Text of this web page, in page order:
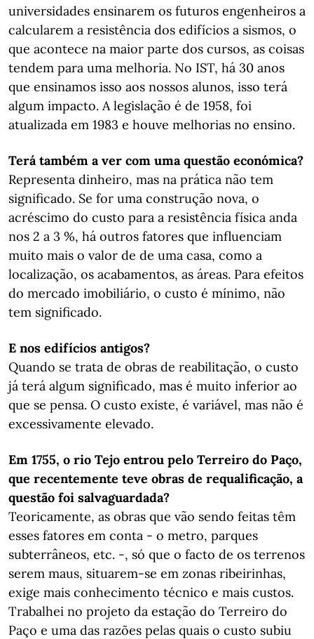
universidades ensinarem os futuros engenheiros a
calcularem a resistência dos edifícios a sismos, o
que acontece na maior parte dos cursos, as coisas
tendem para uma melhoria. No IST, há 30 anos
que ensinamos isso aos nossos alunos, isso terá
algum impacto. A legislação é de 1958, foi
atualizada em 1983 e houve melhorias no ensino.
Terá também a ver com uma questão económica?
Representa dinheiro, mas na prática não tem
significado. Se for uma construção nova, o
acréscimo do custo para a resistência física anda
nos 2 a 3 %, há outros fatores que influenciam
muito mais o valor de de uma casa, como a
localização, os acabamentos, as áreas. Para efeitos
do mercado imobiliário, o custo é mínimo, não
tem significado.
E nos edifícios antigos?
Quando se trata de obras de reabilitação, o custo
já terá algum significado, mas é muito inferior ao
que se pensa. O custo existe, é variável, mas não é
excessivamente elevado.
Em 1755, o rio Tejo entrou pelo Terreiro do Paço,
que recentemente teve obras de requalificação, a
questão foi salvaguardada?
Teoricamente, as obras que vão sendo feitas têm
esses fatores em conta - o metro, parques
subterrâneos, etc. -, só que o facto de os terrenos
serem maus, situarem-se em zonas ribeirinhas,
exige mais conhecimento técnico e mais custos.
Trabalhei no projeto da estação do Terreiro do
Paço e uma das razões pelas quais o custo subiu